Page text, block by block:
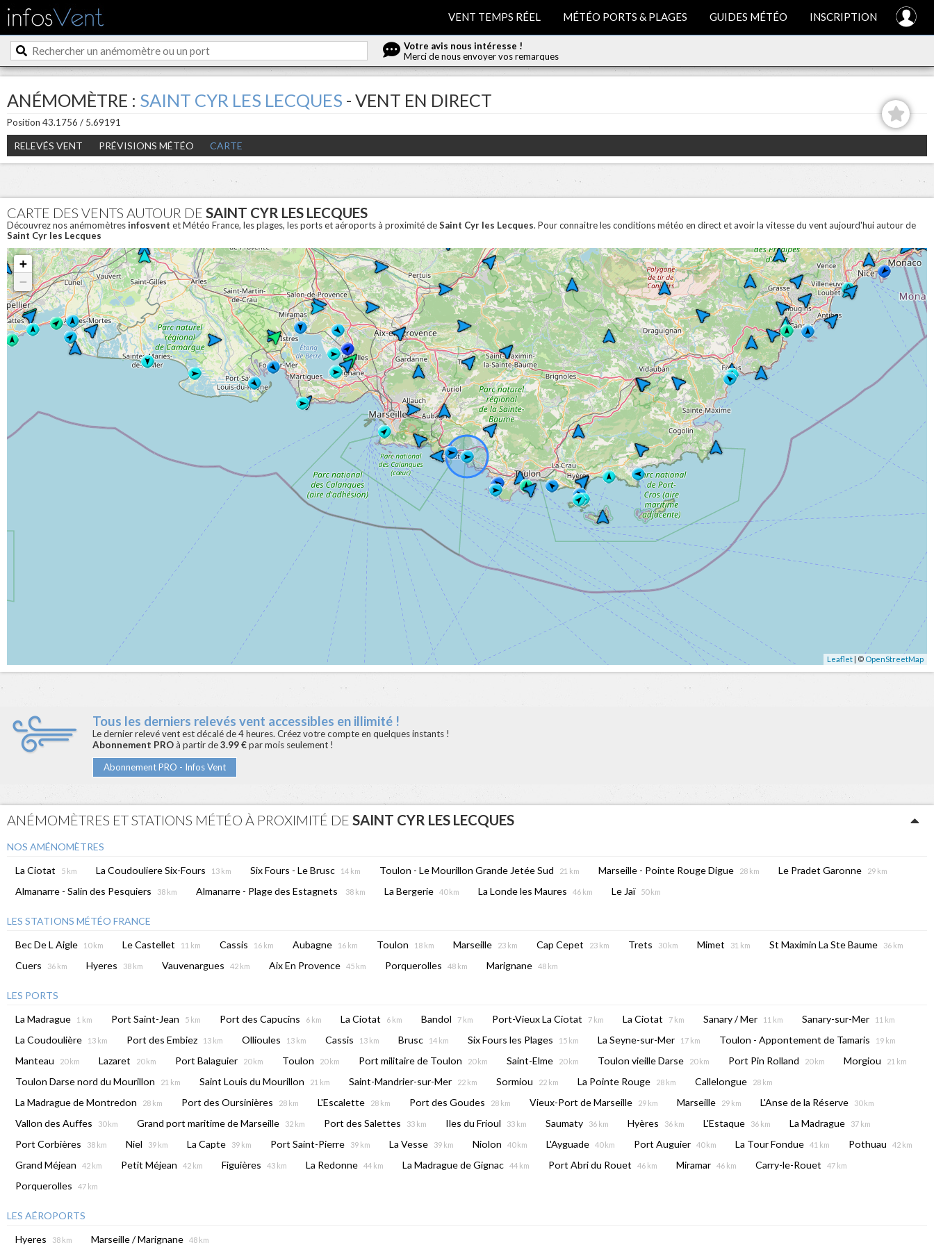
VENT TEMPS RÉEL MÉTÉO PORTS & PLAGES GUIDES MÉTÉO INSCRIPTION
Votre avis nous intéresse !
Merci de nous envoyer vos remarques
ANÉMOMÈTRE : SAINT CYR LES LECQUES - VENT EN DIRECT
Position 43.1756 / 5.69191
RELEVÉS VENT PRÉVISIONS MÉTÉO CARTE
CARTE DES VENTS AUTOUR DE SAINT CYR LES LECQUES
Découvrez nos anémomètres infosvent et Météo France, les plages, les ports et aéroports à proximité deSaint Cyr les Lecques. Pour connaitre les conditions météo en direct et avoir la vitesse du vent aujourd'hui autour de
Saint Cyr les Lecques
+
−
Leaflet | © OpenStreetMap
Tous les derniers relevés vent accessibles en illimité !
Le dernier relevé vent est décalé de 4 heures. Créez votre compte en quelques instants !
Abonnement PROà partir de3.99 €par mois seulement !
Abonnement PRO - Infos Vent
ANÉMOMÈTRES ET STATIONS MÉTÉO À PROXIMITÉ DE SAINT CYR LES LECQUES
NOS AMÉNOMÈTRES
La Ciotat
5 km La Coudouliere Six-Fours 13 km Six Fours - Le Brusc 14 km Toulon - Le Mourillon Grande Jetée Sud 21 km Marseille - Pointe Rouge Digue 28 km Le Pradet Garonne 29 km
Almanarre - Salin des Pesquiers 38 km Almanarre - Plage des Estagnets 38 km La Bergerie 40 km La Londe les Maures 46 km Le Jaï 50 km
LES STATIONS MÉTÉO FRANCE
Bec De L Aigle
10 km Le Castellet 11 km Cassis 16 km Aubagne 16 km Toulon 18 km Marseille 23 km Cap Cepet 23 km Trets 30 km Mimet 31 km St Maximin La Ste Baume 36 km
Cuers 36 km Hyeres 38 km Vauvenargues 42 km Aix En Provence 45 km Porquerolles 48 km Marignane 48 km
LES PORTS
La Madrague
1 km Port Saint-Jean 5 km Port des Capucins 6 km La Ciotat 6 km Bandol 7 km Port-Vieux La Ciotat 7 km La Ciotat 7 km Sanary / Mer 11 km Sanary-sur-Mer 11 km
La Coudoulière 13 km Port des Embiez 13 km Ollioules 13 km Cassis 13 km Brusc 14 km Six Fours les Plages 15 km La Seyne-sur-Mer 17 km Toulon - Appontement de Tamaris 19 km
Manteau 20 km Lazaret 20 km Port Balaguier 20 km Toulon 20 km Port militaire de Toulon 20 km Saint-Elme 20 km Toulon vieille Darse 20 km Port Pin Rolland 20 km Morgiou 21 km
Toulon Darse nord du Mourillon 21 km Saint Louis du Mourillon 21 km Saint-Mandrier-sur-Mer 22 km Sormiou 22 km La Pointe Rouge 28 km Callelongue 28 km
La Madrague de Montredon 28 km Port des Oursinières 28 km L'Escalette 28 km Port des Goudes 28 km Vieux-Port de Marseille 29 km Marseille 29 km L'Anse de la Réserve 30 km
Vallon des Auffes 30 km Grand port maritime de Marseille 32 km Port des Salettes 33 km Iles du Frioul 33 km Saumaty 36 km Hyères 36 km L'Estaque 36 km La Madrague 37 km
Port Corbières 38 km Niel 39 km La Capte 39 km Port Saint-Pierre 39 km La Vesse 39 km Niolon 40 km L'Ayguade 40 km Port Auguier 40 km La Tour Fondue 41 km Pothuau 42 km
Grand Méjean 42 km Petit Méjean 42 km Figuières 43 km La Redonne 44 km La Madrague de Gignac 44 km Port Abri du Rouet 46 km Miramar 46 km Carry-le-Rouet 47 km
Porquerolles 47 km
LES AÉROPORTS
Hyeres
38 km Marseille / Marignane 48 km